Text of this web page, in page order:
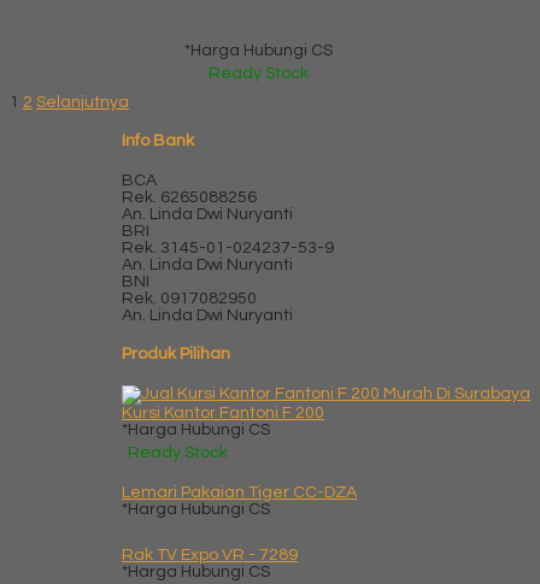
*Harga Hubungi CS
Ready Stock
1 2 Selanjutnya
Info Bank
BCA
Rek. 6265088256
An. Linda Dwi Nuryanti
BRI
Rek. 3145-01-024237-53-9
An. Linda Dwi Nuryanti
BNI
Rek. 0917082950
An. Linda Dwi Nuryanti
Produk Pilihan
Kursi Kantor Fantoni F 200
*Harga Hubungi CS
Ready Stock
Lemari Pakaian Tiger CC-DZA
*Harga Hubungi CS
Rak TV Expo VR - 7289
*Harga Hubungi CS